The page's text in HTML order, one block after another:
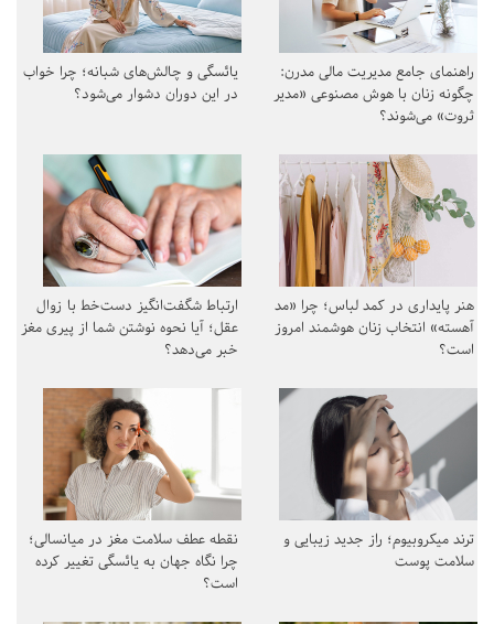
راهنمای جامع مدیریت مالی مدرن:
چگونه زنان با هوش مصنوعی «مدیر
ثروت» می‌شوند؟
یائسگی و چالش‌های شبانه؛ چرا خواب
در این دوران دشوار می‌شود؟
هنر پایداری در کمد لباس؛ چرا «مد
آهسته» انتخاب زنان هوشمند امروز
است؟
ارتباط شگفت‌انگیز دست‌خط با زوال
عقل؛ آیا نحوه نوشتن شما از پیری مغز
خبر می‌دهد؟
ترند میکروبیوم؛ راز جدید زیبایی و
سلامت پوست
نقطه عطف سلامت مغز در میانسالی؛
چرا نگاه جهان به یائسگی تغییر کرده
است؟